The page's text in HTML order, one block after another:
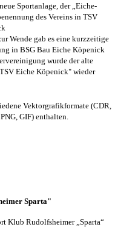
Sportanlage, der „Eiche-
des Vereins in TSV
Wende gab es eine kurzzeitige
in BSG Bau Eiche Köpenick
wurde der alte
Eiche Köpenick" wieder
Vektorgrafikformate (CDR,
GIF) enthalten.
Sparta"
Klub Rudolfsheimer „Sparta“